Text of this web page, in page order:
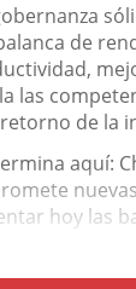
de
las
de la
aquí:
hoy las